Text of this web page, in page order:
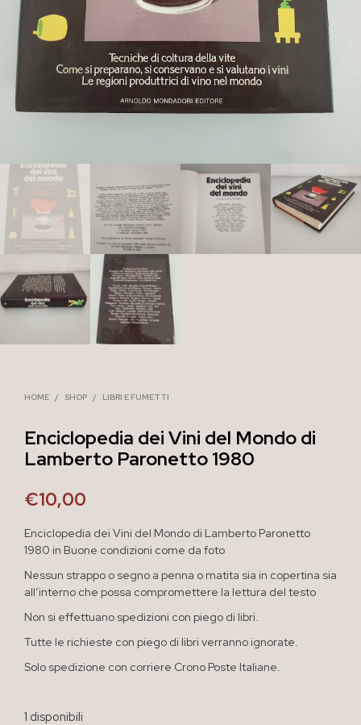
HOME / SHOP / LIBRI E FUMETTI
Enciclopedia dei Vini del Mondo di
Lamberto Paronetto 1980
€10,00
Enciclopedia dei Vini del Mondo di Lamberto Paronetto
1980 in Buone condizioni come da foto
Nessun strappo o segno a penna o matita sia in copertina sia
all’interno che possa compromettere la lettura del testo
Non si effettuano spedizioni con piego di libri.
Tutte le richieste con piego di libri verranno ignorate.
Solo spedizione con corriere Crono Poste Italiane.
1 disponibili